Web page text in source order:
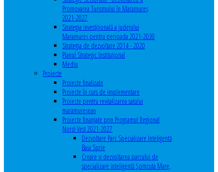
Promovarea Turismului în Maramureș
2021-2027
Strategia investiţională a județului
Maramureș pentru perioada 2021-2030
Strategia de dezvoltare 2014 - 2020
Planul Strategic Instituţional
Mediu
Proiecte
Proiecte finalizate
Proiecte în curs de implementare
Proiecte pentru revitalizarea satului
maramureşean
Proiecte finanțate prin Programul Regional
Nord-Vest 2021-2027
Dezvoltare Parc Specializare Inteligentă
Baia Sprie
Creare și dezvoltarea parcului de
specializare inteligentă Șomcuta Mare,